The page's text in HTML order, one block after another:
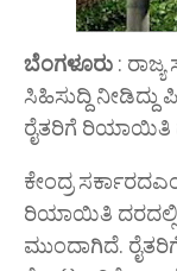
ಬೆಂಗಳೂರು :
ಸಿಹಿಸುದ್ದಿ
ರೈತರಿಗೆ
ಕೇಂದ್ರ
ರಿಯಾಯಿತಿ
ಮುಂದಾಗಿದೆ.